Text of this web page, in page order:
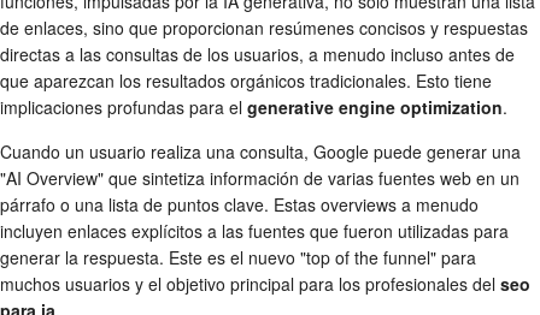
de enlaces, sino que proporcionan resúmenes concisos y respuestas
directas a las consultas de los usuarios, a menudo incluso antes de
que aparezcan los resultados orgánicos tradicionales. Esto tiene
implicaciones profundas para el generative engine optimization.
Cuando un usuario realiza una consulta, Google puede generar una
"AI Overview" que sintetiza información de varias fuentes web en un
párrafo o una lista de puntos clave. Estas overviews a menudo
incluyen enlaces explícitos a las fuentes que fueron utilizadas para
generar la respuesta. Este es el nuevo "top of the funnel" para
muchos usuarios y el objetivo principal para los profesionales del seo
para ia.